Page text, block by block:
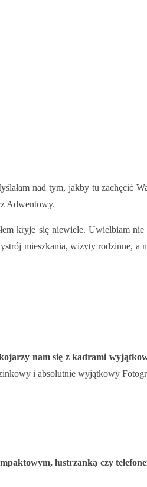
nad tym, jakby tu zachęcić
Adwentowy.
kryje się niewiele. Uwielbiam
mieszkania, wizyty rodzinne,
nam się z kadrami
i absolutnie wyjątkowy
lustrzanką czy